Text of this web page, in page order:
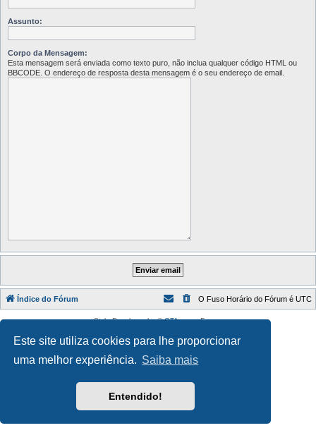
Este site utiliza cookies para lhe proporcionar
uma melhor experiência. Saiba mais
Entendido!
Assunto:
Corpo da Mensagem:
Esta mensagem será enviada como texto puro, não inclua qualquer código HTML ou
BBCODE. O endereço de resposta desta mensagem é o seu endereço de email.
Índice do Fórum O Fuso Horário do Fórum é UTC
Style Developer by ©GTA gameForum.
Traduzido por: phpBB Portugal
Privacidade
Termos